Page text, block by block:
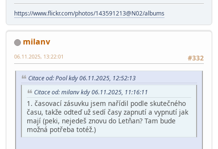
https://www.flickr.com/photos/143591213@N02/albums
milanv
#332
06.11.2025, 13:22:01
Citace od: Pool kdy 06.11.2025, 12:52:13
Citace od: milanv kdy 06.11.2025, 11:16:11
1. časovací zásuvku jsem nařídil podle skutečného
času, takže odteď už sedí časy zapnutí a vypnutí jak
mají (peki, nejedeš znovu do Letňan? Tam bude
možná potřeba totéž.)